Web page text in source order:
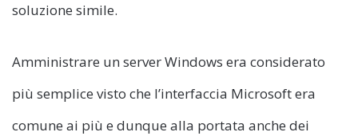
soluzione simile.
Amministrare un server Windows era considerato
più semplice visto che l’interfaccia Microsoft era
comune ai più e dunque alla portata anche dei